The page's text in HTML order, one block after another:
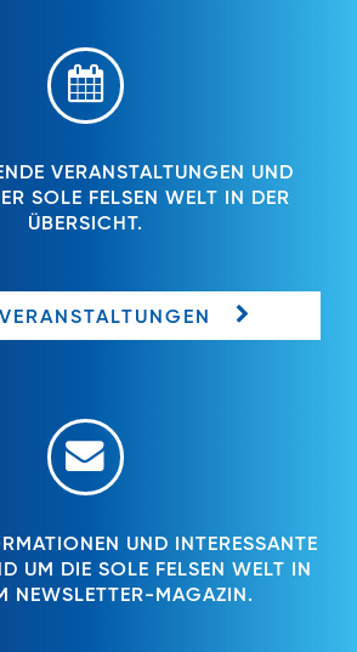
VERANSTALTUNGEN UND
SOLE FELSEN WELT IN DER
ÜBERSICHT.
UND INTERESSANTE
UM DIE SOLE FELSEN WELT IN
NEWSLETTER-MAGAZIN.